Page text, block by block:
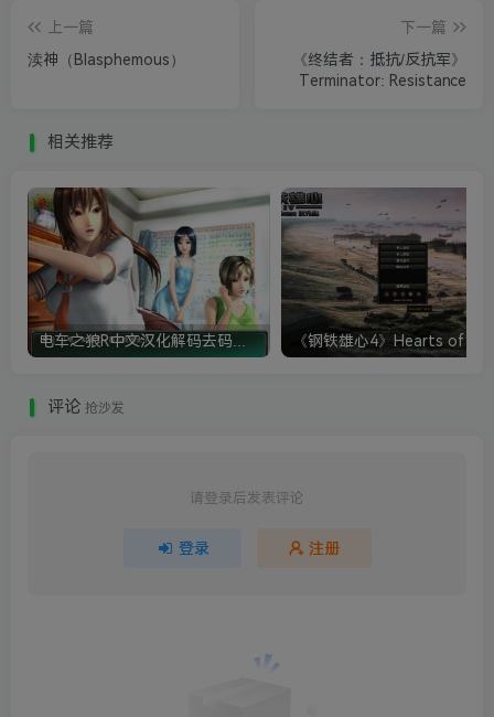
上一篇
渎神（Blasphemous）
下一篇
《终结者：抵抗/反抗军》
Terminator: Resistance
相关推荐
评论 抢沙发
请登录后发表评论
登录 注册